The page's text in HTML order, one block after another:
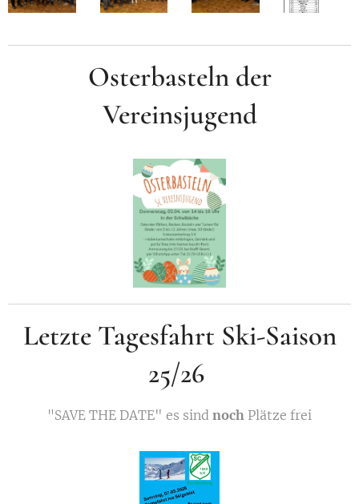
Osterbasteln der
Vereinsjugend
Letzte Tagesfahrt Ski-Saison
25/26
"SAVE THE DATE" es sind noch Plätze frei